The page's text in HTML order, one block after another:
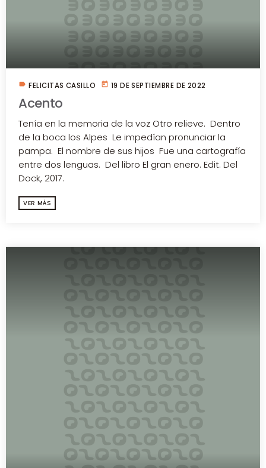
label FELICITAS CASILLO today 19 DE SEPTIEMBRE DE 2022
Acento
Tenía en la memoria de la voz Otro relieve. Dentro
de la boca los Alpes Le impedían pronunciar la
pampa. El nombre de sus hijos Fue una cartografía
entre dos lenguas. Del libro El gran enero. Edit. Del
Dock, 2017.
VER MÁS